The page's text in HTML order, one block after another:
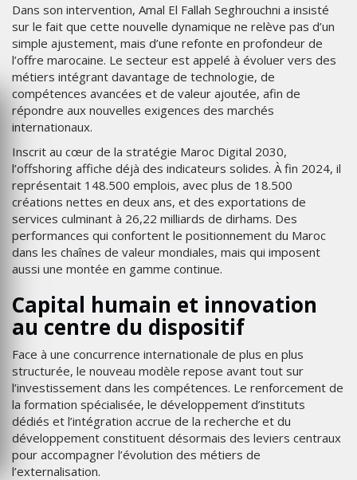
Dans son intervention, Amal El Fallah Seghrouchni a insisté
sur le fait que cette nouvelle dynamique ne relève pas d’un
simple ajustement, mais d’une refonte en profondeur de
l’offre marocaine. Le secteur est appelé à évoluer vers des
métiers intégrant davantage de technologie, de
compétences avancées et de valeur ajoutée, afin de
répondre aux nouvelles exigences des marchés
internationaux.
Inscrit au cœur de la stratégie Maroc Digital 2030,
l’offshoring affiche déjà des indicateurs solides. À fin 2024, il
représentait 148.500 emplois, avec plus de 18.500
créations nettes en deux ans, et des exportations de
services culminant à 26,22 milliards de dirhams. Des
performances qui confortent le positionnement du Maroc
dans les chaînes de valeur mondiales, mais qui imposent
aussi une montée en gamme continue.
Capital humain et innovation
au centre du dispositif
Face à une concurrence internationale de plus en plus
structurée, le nouveau modèle repose avant tout sur
l’investissement dans les compétences. Le renforcement de
la formation spécialisée, le développement d’instituts
dédiés et l’intégration accrue de la recherche et du
développement constituent désormais des leviers centraux
pour accompagner l’évolution des métiers de
l’externalisation.